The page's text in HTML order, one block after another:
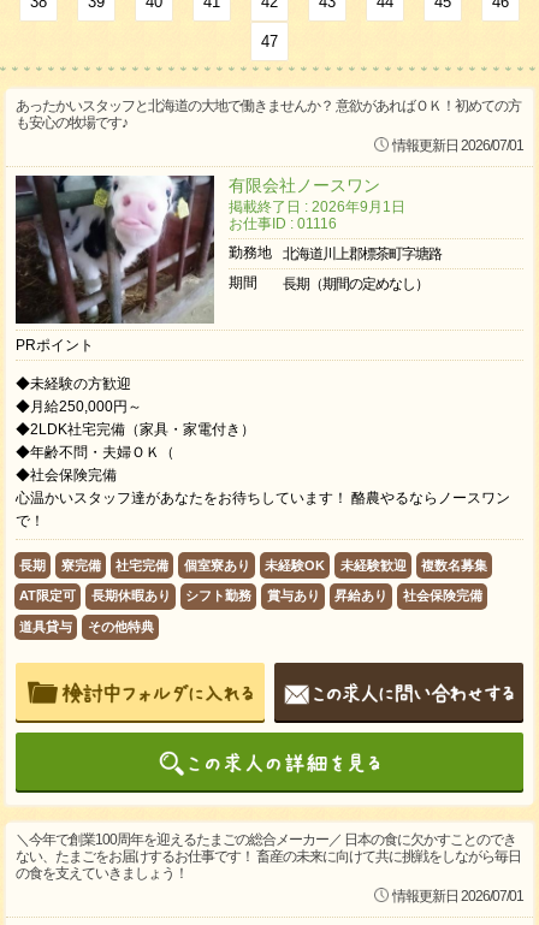
47
あったかいスタッフと北海道の大地で働きませんか？ 意欲があればＯＫ！初めての方
も安心の牧場です♪
情報更新日 2026/07/01
有限会社ノースワン
掲載終了日 : 2026年9月1日
お仕事ID : 01116
勤務地
北海道川上郡標茶町字塘路
期間
長期（期間の定めなし）
PRポイント
◆未経験の方歓迎
◆月給250,000円～
◆2LDK社宅完備（家具・家電付き）
◆年齢不問・夫婦ＯＫ（
◆社会保険完備
心温かいスタッフ達があなたをお待ちしています！ 酪農やるならノースワン
で！
長期 寮完備 社宅完備 個室寮あり 未経験OK 未経験歓迎 複数名募集
AT限定可 長期休暇あり シフト勤務 賞与あり 昇給あり 社会保険完備
道具貸与 その他特典
＼今年で創業100周年を迎えるたまごの総合メーカー／ 日本の食に欠かすことのでき
ない、たまごをお届けするお仕事です！ 畜産の未来に向けて共に挑戦をしながら毎日
の食を支えていきましょう！
情報更新日 2026/07/01